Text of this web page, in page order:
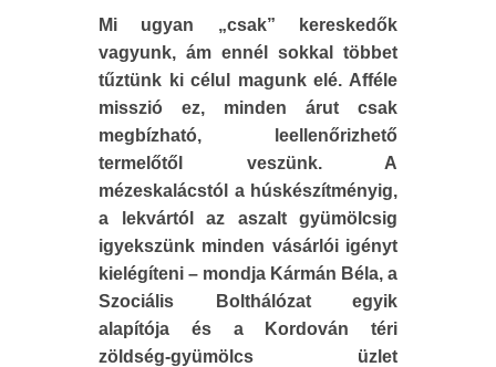
Mi ugyan „csak” kereskedők
vagyunk, ám ennél sokkal többet
tűztünk ki célul magunk elé. Afféle
misszió ez, minden árut csak
megbízható, leellenőrizhető
termelőtől veszünk. A
mézeskalácstól a húskészítményig,
a lekvártól az aszalt gyümölcsig
igyekszünk minden vásárlói igényt
kielégíteni – mondja Kármán Béla, a
Szociális Bolthálózat egyik
alapítója és a Kordován téri
zöldség-gyümölcs üzlet